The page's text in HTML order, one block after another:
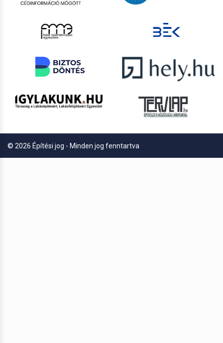
© 2026 Építési jog - Minden jog fenntartva